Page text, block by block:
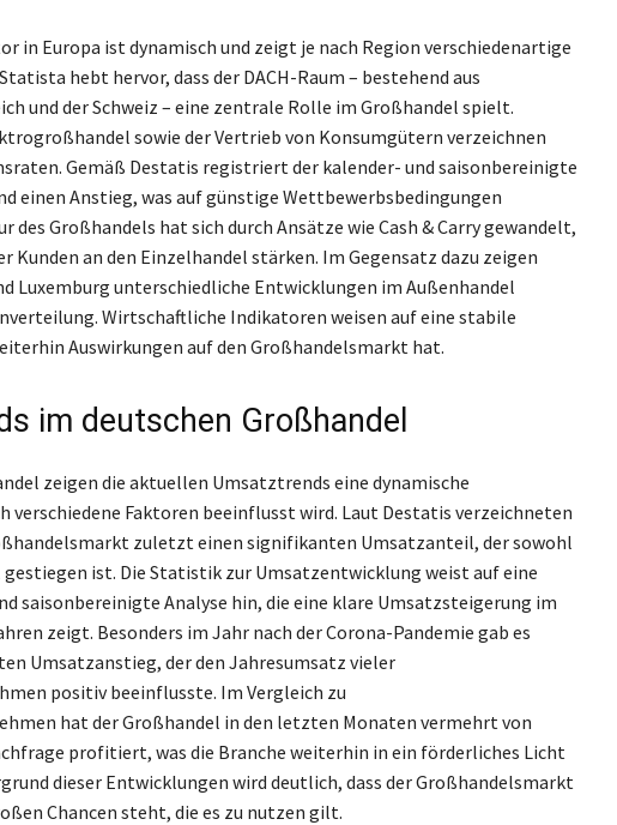
in Europa ist dynamisch und zeigt je nach Region verschiedenartige
hebt hervor, dass der DACH-Raum – bestehend aus
und der Schweiz – eine zentrale Rolle im Großhandel spielt.
sowie der Vertrieb von Konsumgütern verzeichnen
Gemäß Destatis registriert der kalender- und saisonbereinigte
einen Anstieg, was auf günstige Wettbewerbsbedingungen
des Großhandels hat sich durch Ansätze wie Cash & Carry gewandelt,
Kunden an den Einzelhandel stärken. Im Gegensatz dazu zeigen
Luxemburg unterschiedliche Entwicklungen im Außenhandel
Wirtschaftliche Indikatoren weisen auf eine stabile
Auswirkungen auf den Großhandelsmarkt hat.
im deutschen Großhandel
zeigen die aktuellen Umsatztrends eine dynamische
verschiedene Faktoren beeinflusst wird. Laut Destatis verzeichneten
zuletzt einen signifikanten Umsatzanteil, der sowohl
gestiegen ist. Die Statistik zur Umsatzentwicklung weist auf eine
saisonbereinigte Analyse hin, die eine klare Umsatzsteigerung im
zeigt. Besonders im Jahr nach der Corona-Pandemie gab es
Umsatzanstieg, der den Jahresumsatz vieler
positiv beeinflusste. Im Vergleich zu
hat der Großhandel in den letzten Monaten vermehrt von
profitiert, was die Branche weiterhin in ein förderliches Licht
dieser Entwicklungen wird deutlich, dass der Großhandelsmarkt
Chancen steht, die es zu nutzen gilt.